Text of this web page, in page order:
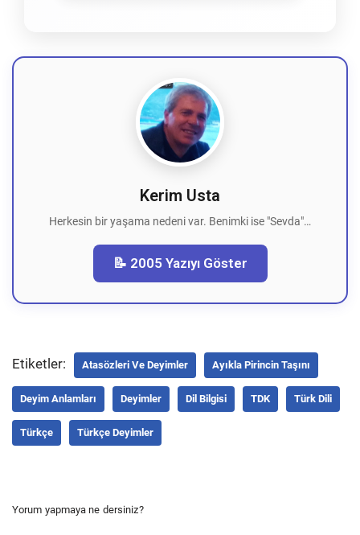
Kerim Usta
Herkesin bir yaşama nedeni var. Benimki ise "Sevda"…
📝 2005 Yazıyı Göster
Etiketler: Atasözleri Ve Deyimler Ayıkla Pirincin Taşını
Deyim Anlamları Deyimler Dil Bilgisi TDK Türk Dili
Türkçe Türkçe Deyimler
Yorum yapmaya ne dersiniz?